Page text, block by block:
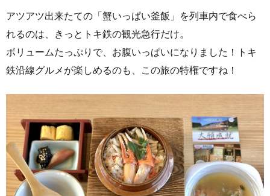
アツアツ出来たての「蟹いっぱい釜飯」を列車内で食べら
れるのは、きっとトキ鉄の観光急行だけ。
ボリュームたっぷりで、お腹いっぱいになりました！トキ
鉄沿線グルメが楽しめるのも、この旅の特権ですね！